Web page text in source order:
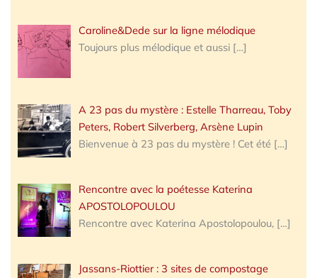
Caroline&Dede sur la ligne mélodique
Toujours plus mélodique et aussi […]
A 23 pas du mystère : Estelle Tharreau, Toby
Peters, Robert Silverberg, Arsène Lupin
Bienvenue à 23 pas du mystère ! Cet été […]
Rencontre avec la poétesse Katerina
APOSTOLOPOULOU
Rencontre avec Katerina Apostolopoulou, […]
Jassans-Riottier : 3 sites de compostage